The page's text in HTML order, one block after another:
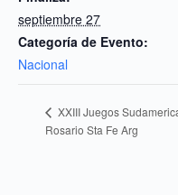
septiembre 27
Categoría de Evento:
Nacional
XXIII Juegos
Rosario Sta Fe Arg